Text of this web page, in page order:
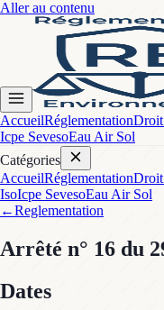
Aller au contenu
AccueilRéglementationDroit
Icpe SevesoEau Air Sol
Catégories
AccueilRéglementationDroit
IsoIcpe SevesoEau Air Sol
←Reglementation
Arrêté n° 16 du
Dates